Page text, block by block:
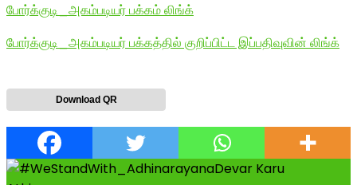
போர்க்குடி_அகம்படியர் பக்கம் லிங்க்
போர்க்குடி_அகம்படியர் பக்கத்தில் குறிப்பிட்ட இப்பதிவுவின் லிங்க்
Download QR